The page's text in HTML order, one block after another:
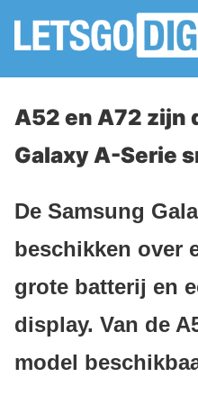
A52 en A72 zijn
Galaxy A-Serie
De Samsung
beschikken over
grote batterij en
display. Van de
model